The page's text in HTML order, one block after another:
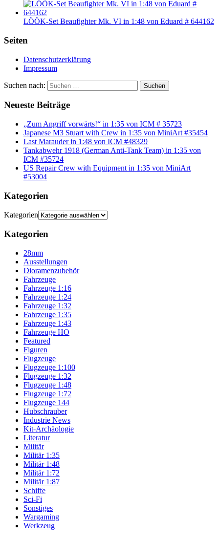
LÖÖK-Set Beaufighter Mk. VI in 1:48 von Eduard # 644162
Seiten
Datenschutzerklärung
Impressum
Suchen nach: Suchen
Neueste Beiträge
„Zum Angriff vorwärts!“ in 1:35 von ICM # 35723
Japanese M3 Stuart with Crew in 1:35 von MiniArt #35454
Last Marauder in 1:48 von ICM #48329
Tankabwehr 1918 (German Anti-Tank Team) in 1:35 von
ICM #35724
US Repair Crew with Equipment in 1:35 von MiniArt
#53004
Kategorien
Kategorien
Kategorien
28mm
Ausstellungen
Dioramenzubehör
Fahrzeuge
Fahrzeuge 1:16
Fahrzeuge 1:24
Fahrzeuge 1:32
Fahrzeuge 1:35
Fahrzeuge 1:43
Fahrzeuge HO
Featured
Figuren
Flugzeuge
Flugzeuge 1:100
Flugzeuge 1:32
Flugzeuge 1:48
Flugzeuge 1:72
Flugzeuge 144
Hubschrauber
Industrie News
Kit-Archäologie
Literatur
Militär
Militär 1:35
Militär 1:48
Militär 1:72
Militär 1:87
Schiffe
Sci-Fi
Sonstiges
Wargaming
Werkzeug